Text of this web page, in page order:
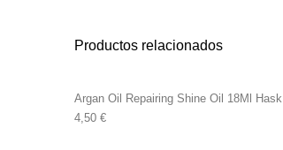
Productos relacionados
Argan Oil Repairing Shine Oil 18Ml Hask
4,50 €